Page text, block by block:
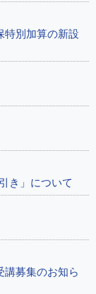
特別加算の新設
き」について
募集のお知ら